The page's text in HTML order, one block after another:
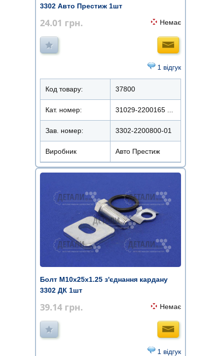
3302 Авто Престиж 1шт
24.01 грн. Немає
1 відгук
Код товару: 37800
Кат. номер: 31029-2200165 ...
Зав. номер: 3302-2200800-01
Виробник Авто Престиж
Болт М10х25х1.25 з'єднання кардану
3302 ДК 1шт
39.14 грн. Немає
1 відгук